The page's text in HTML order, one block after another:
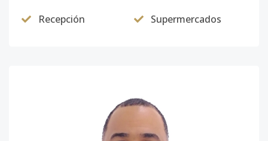
Recepción Supermercados